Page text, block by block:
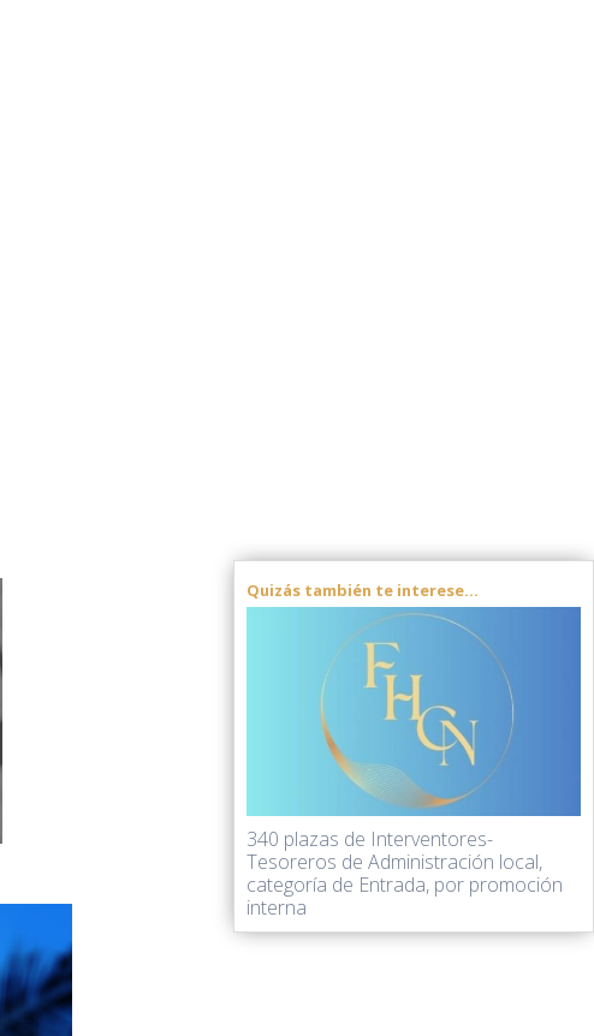
Quizás también te interese...
340 plazas de Interventores-
Tesoreros de Administración local,
categoría de Entrada, por promoción
interna